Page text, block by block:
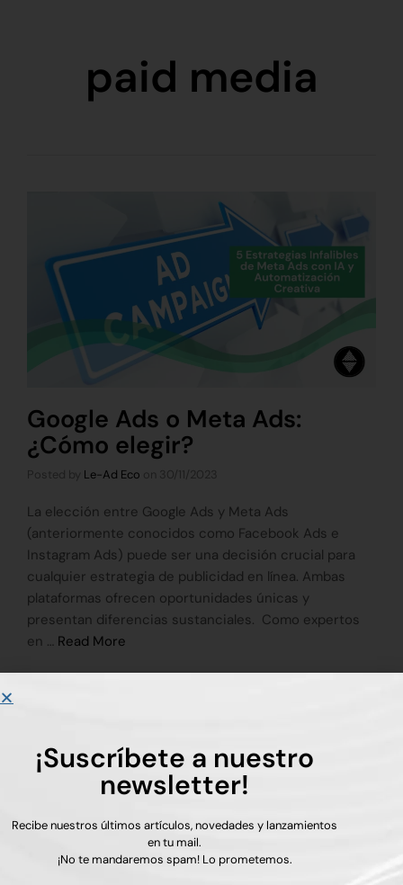
paid media
Google Ads o Meta Ads:
¿Cómo elegir?
Le-Ad Eco
La elección entre Google Ads y Meta Ads
(anteriormente conocidos como Facebook Ads e
Instagram Ads) puede ser una decisión crucial para
cualquier estrategia de publicidad en línea. Ambas
plataformas ofrecen oportunidades únicas y
presentan diferencias sustanciales. Como expertos
en … Read More
Tags:Facebook ads,google ads,paid media,social ads
Sobre Le-Ad Eco
Somos la agencia digital que toda agencia quiere
¡Suscríbete a nuestro
newsletter!
Recibe nuestros últimos artículos, novedades y lanzamientos
en tu mail.
¡No te mandaremos spam! Lo prometemos.